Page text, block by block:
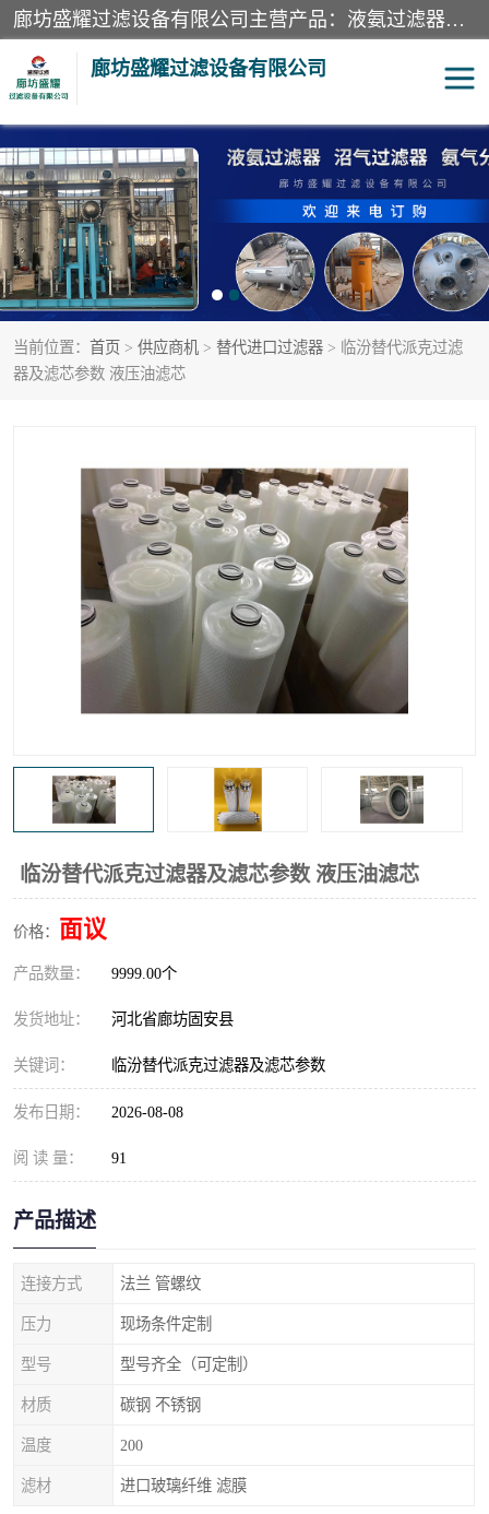
廊坊盛耀过滤设备有限公司主营产品：液氨过滤器、沼气过滤器、氨气分离器、二氧化碳过滤器、过滤器、液氨氨气过滤器、天然气过滤器、管道过滤器、*过滤器、液氨除油除水过滤器、氨气除油除水过滤器、焦炉煤气除焦油过滤器等。
廊坊盛耀过滤设备有限公司
当前位置： 首页 > 供应商机 > 替代进口过滤器 > 临汾替代派克过滤
器及滤芯参数 液压油滤芯
临汾替代派克过滤器及滤芯参数 液压油滤芯
价格： 面议
产品数量： 9999.00个
发货地址： 河北省廊坊固安县
关键词： 临汾替代派克过滤器及滤芯参数
发布日期： 2026-08-08
阅 读 量： 91
产品描述
连接方式 法兰 管螺纹
压力 现场条件定制
型号 型号齐全（可定制）
材质 碳钢 不锈钢
温度 200
滤材 进口玻璃纤维 滤膜
二氧化碳过滤器 过滤器
液氨氨气过滤器 沼气过滤器
天然气过滤器 管道过滤器
甲醇过滤器 液氨除油除水过滤器
高炉煤气过滤器 替代进口过滤器
化工盐酸气聚结器 耐腐蚀除雾器滤芯